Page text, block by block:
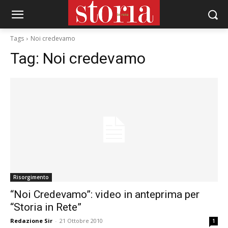
Tags Noi credevamo
Tag: Noi credevamo
Risorgimento
“Noi Credevamo”: video in anteprima per
“Storia in Rete”
Redazione Sir - 21 Ottobre 2010 1